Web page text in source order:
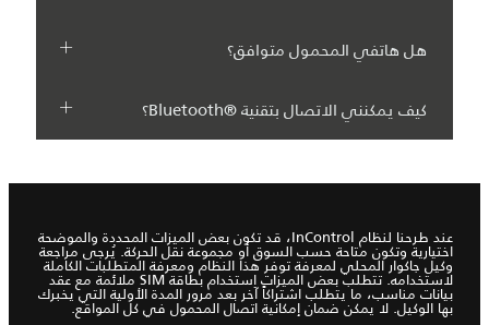
هل هاتفي المحمول متوافق؟
كيف يمكنني الاتصال بتقنية Bluetooth®‎؟
عند طرحنا لنظام InControl، قد تكون بعض الميزات المحددة والموضحة
اختيارية وتكون متاحة حسب السوق أو مجموعة نقل الحركة. يُرجى مراجعة
وكيل جاكوار المحلي لمعرفة توفر هذا النظام ومعرفة المتطلبات الكاملة
لاستخدامه. تتطلب بعض الميزات استخدام بطاقة SIM ملائمة مع عقد
بيانات مناسب، ما يتطلب اشتراكاً آخر بعد مرور المدة الأولية التي يخبرك
بها الوكيل. لا يمكن ضمان إمكانية اتصال المحمول في كل المواقع.